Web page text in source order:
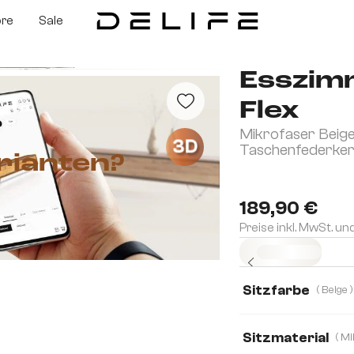
Sale
Flex
Mikrofaser
189,90 €
Preise inkl. MwSt.
Sitzfarbe ( Beige )
Sitzmaterial
3D